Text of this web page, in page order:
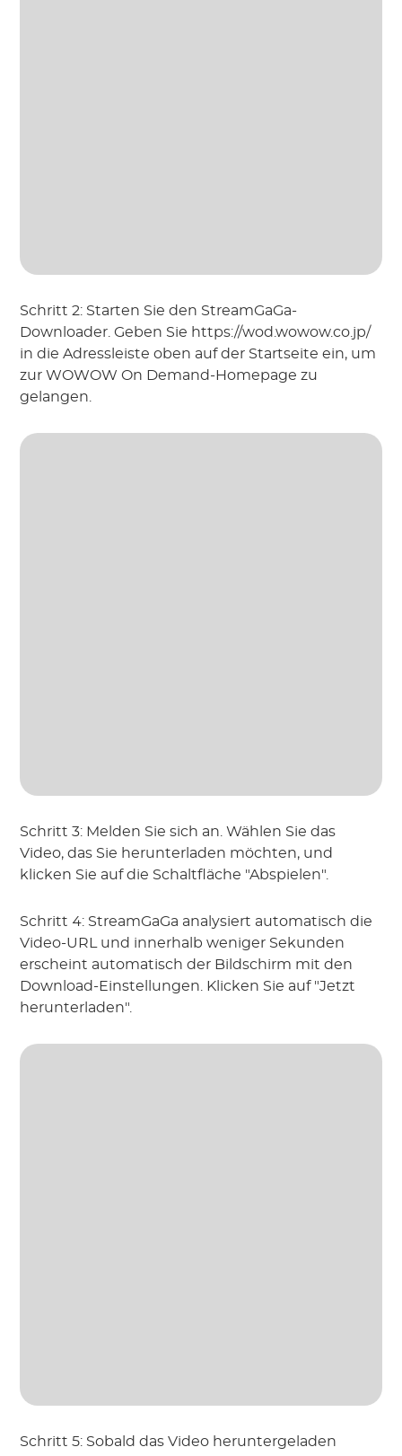
Schritt 2: Starten Sie den StreamGaGa-
Downloader. Geben Sie https://wod.wowow.co.jp/
in die Adressleiste oben auf der Startseite ein, um
zur WOWOW On Demand-Homepage zu
gelangen.
Schritt 3: Melden Sie sich an. Wählen Sie das
Video, das Sie herunterladen möchten, und
klicken Sie auf die Schaltfläche "Abspielen".
Schritt 4: StreamGaGa analysiert automatisch die
Video-URL und innerhalb weniger Sekunden
erscheint automatisch der Bildschirm mit den
Download-Einstellungen. Klicken Sie auf "Jetzt
herunterladen".
Schritt 5: Sobald das Video heruntergeladen